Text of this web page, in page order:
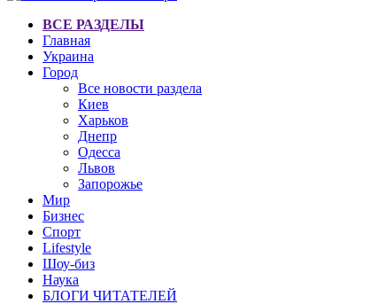
ВСЕ РАЗДЕЛЫ
Главная
Украина
Город
Все новости раздела
Киев
Харьков
Днепр
Одесса
Львов
Запорожье
Мир
Бизнес
Спорт
Lifestyle
Шоу-биз
Наука
БЛОГИ ЧИТАТЕЛЕЙ